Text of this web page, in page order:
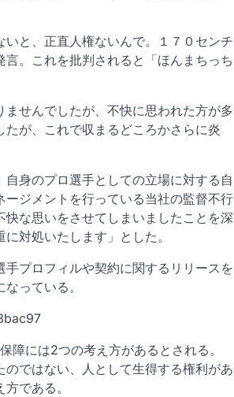
と、正直人権ないんで。１７０センチ
。これを批判されると「ほんまちっち
せんでしたが、不快に思われた方が多
が、これで収まるどころかさらに炎
身のプロ選手としての立場に対する自
ジメントを行っている当社の監督不行
な思いをさせてしまいましたことを深
対処いたします」とした。
プロフィルや契約に関するリリースを
っている。
障には2つの考え方があるとされる。
ではない、人として生得する権利があ
である。